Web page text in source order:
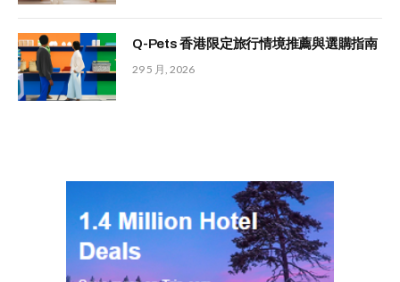
Q-Pets 香港限定旅行情境推薦與選購指南
29 5 月, 2026